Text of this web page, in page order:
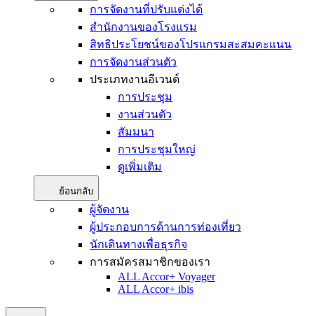
การจัดงานที่ปรับแต่งได้
สำนักงานของโรงแรม
สิทธิประโยชน์ของโปรแกรมสะสมคะแนน
การจัดงานส่วนตัว
ประเภทงานอีเวนต์
การประชุม
งานส่วนตัว
สัมมนา
การประชุมใหญ่
ดูเพิ่มเติม
ย้อนกลับ
ผู้จัดงาน
ผู้ประกอบการด้านการท่องเที่ยว
นักเดินทางเพื่อธุรกิจ
การสมัครสมาชิกของเรา
ALL Accor+ Voyager
ALL Accor+ ibis